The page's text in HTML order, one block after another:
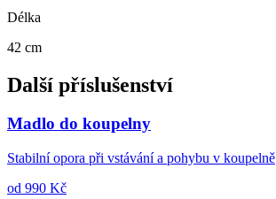
Délka
42 cm
Další příslušenství
Madlo do koupelny
Stabilní opora při vstávání a pohybu v koupelně
od 990 Kč